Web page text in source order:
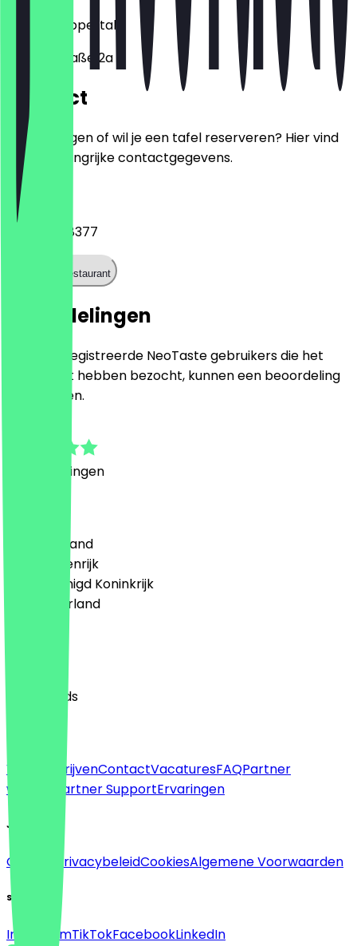
Wuppertal
Prinzenstraße 2a
Contact
Heb je vragen of wil je een tafel reserveren? Hier vind
je alle belangrijke contactgegevens.
Telefoon
0212 68598377
Bel het restaurant
Beoordelingen
Alleen geregistreerde NeoTaste gebruikers die het
restaurant hebben bezocht, kunnen een beoordeling
achterlaten.
Beoordelingen
🇩🇪 Duitsland
🇦🇹 Oostenrijk
🇬🇧 Verenigd Koninkrijk
🇳🇱 Nederland
Nederlands
Voor bedrijvenContactVacaturesFAQPartner
worden
Partner SupportErvaringen
Juridisch
Colofon PrivacybeleidCookiesAlgemene Voorwaarden
Sociaal
InstagramTikTokFacebookLinkedIn